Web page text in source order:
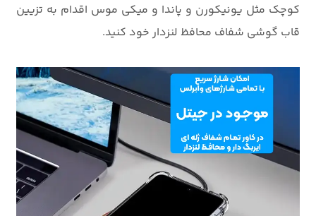
کوچک مثل یونیکورن و پاندا و میکی موس اقدام به تزیین
قاب گوشی شفاف محافظ لنزدار خود کنید.